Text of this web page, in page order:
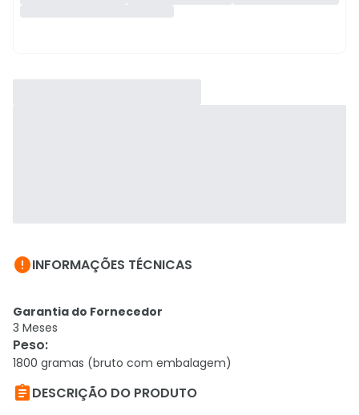
INFORMAÇÕES TÉCNICAS
Garantia do Fornecedor
3 Meses
Peso:
1800 gramas (bruto com embalagem)
DESCRIÇÃO DO PRODUTO